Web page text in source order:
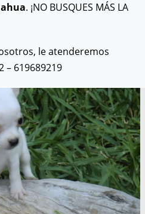
. ¡NO BUSQUES MÁS LA
le atenderemos
– 619689219